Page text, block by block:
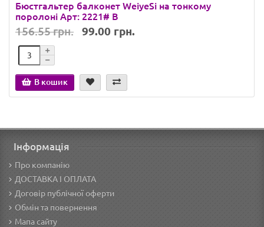
Бюстгальтер балконет WeiyeSi на тонкому
поролоні Арт: 2221# B
156.55 грн. 99.00 грн.
В кошик
Інформація
Про компанію
ДОСТАВКА І ОПЛАТА
Договір публічної оферти
Обмін та повернення
Мапа сайту